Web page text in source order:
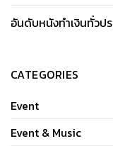
อันดับหนังทำเงินทั่วป
CATEGORIES
Event
Event & Music